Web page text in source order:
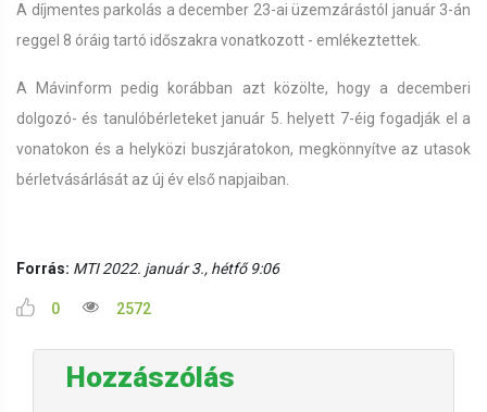
A díjmentes parkolás a december 23-ai üzemzárástól január 3-án
reggel 8 óráig tartó időszakra vonatkozott - emlékeztettek.
A Mávinform pedig korábban azt közölte, hogy a decemberi
dolgozó- és tanulóbérleteket január 5. helyett 7-éig fogadják el a
vonatokon és a helyközi buszjáratokon, megkönnyítve az utasok
bérletvásárlását az új év első napjaiban.
Forrás: MTI 2022. január 3., hétfő 9:06
0 2572
Hozzászólás